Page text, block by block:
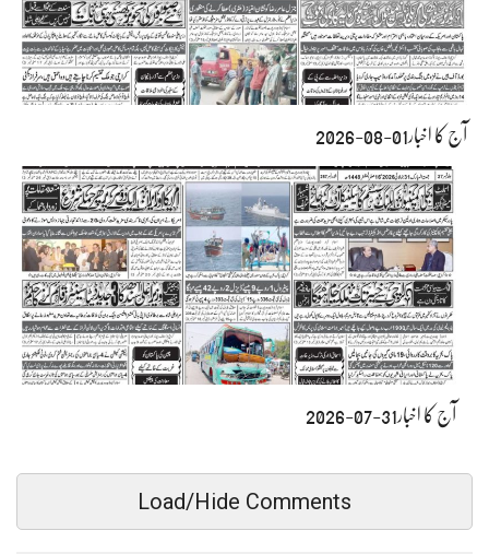
آج کا اخبار01-08-2026
آج کا اخبار31-07-2026
Load/Hide Comments